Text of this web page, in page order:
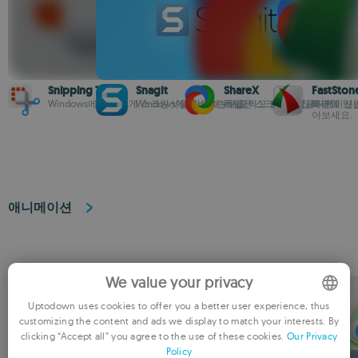
Snipping Tool
Windows에서 손쉽게 스크린샷을 촬영해보세요
SnagIt
Windows에서 스크린샷을 찍고 쉽게 편집하세요
ShareX
폭넓은 스크린샷 애플리케이션
화면에 있
아보세요.
애니메이션
ENGLISH
We value your privacy
Uptodown uses cookies to offer you a better user experience, thus
customizing the content and ads we display to match your interests. By
clicking “Accept all” you agree to the use of these cookies. Our Privacy
Policy